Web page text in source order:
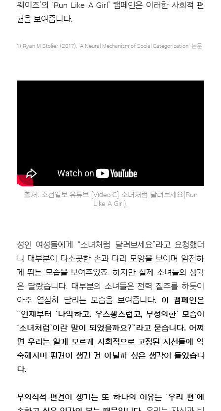
웨이즈’의 ‘Run Like A Girl’ 캠페인은 이러한 사회적 편
견을 보여줍니다.
1) Ryan M Stolier (2017), 'A Neural Mechanism of Social Categorization' 논문
출처: 조선일보 유튜브 [Video C] 소녀처럼 달려보세요(Run
Like A Girl).
성인 여성들에게 “소녀처럼 달려보세요”라고 요청했더
니 대부분이 다소곳한 손과 다리 모양을 보이며 얌전하
게 뛰는 모습을 보여주었죠. 하지만 실제 소녀들의 생각
은 달랐습니다. 대부분의 소녀들은 전력 질주를 하듯이
아주 열심히 달리는 모습을 보여줍니다. 이 캠페인은
“언제부터 ‘나약하고, 우스꽝스럽고, 무성의한’ 모습이
‘소녀처럼’이란 말이 되었을까요?”라고 묻습니다. 어쩌
면 우리는 알게 모르게 사회적으로 고정된 시선들에 익
숙해지며 편견이 생긴 건 아닐까 싶은 생각이 들었습니
다.
무의식적 편견이 생기는 또 하나의 이유는 ‘우리 편’에